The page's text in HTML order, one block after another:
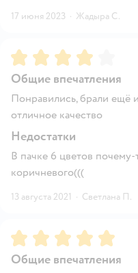
17 июня 2023 · Жадыра С.
Рейтинг:4
Общие впечатления
Понравились, брали ещё
отличное качество
Недостатки
В пачке 6 цветов
коричневого(((
13 августа 2021 · Светлана П.
Рейтинг:5
Общие впечатления